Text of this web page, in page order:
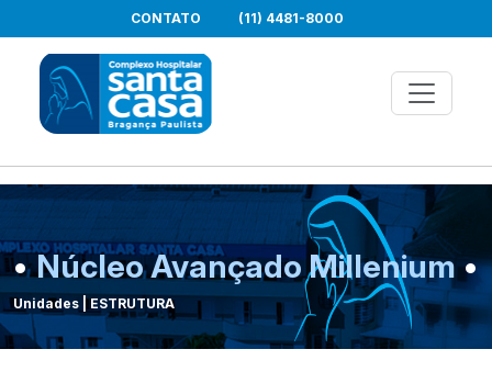
CONTATO (11) 4481-8000
• Núcleo Avançado Millenium •
Unidades | ESTRUTURA